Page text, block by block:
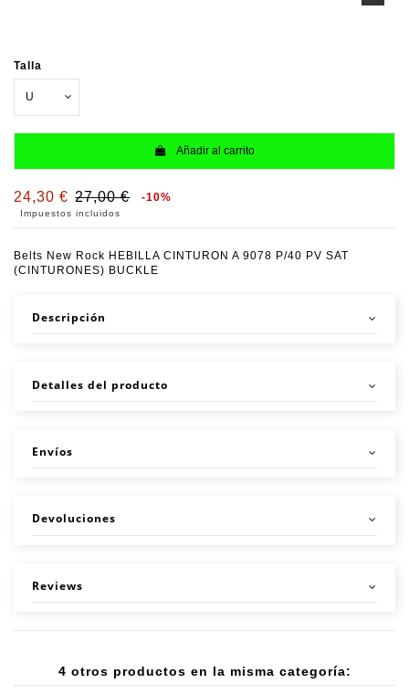
Talla
Añadir al carrito
24,30 € 27,00 € -10%
Impuestos incluidos
Belts New Rock HEBILLA CINTURON A 9078 P/40 PV SAT
(CINTURONES) BUCKLE
Descripción
Detalles del producto
Envíos
Devoluciones
Reviews
4 otros productos en la misma categoría: